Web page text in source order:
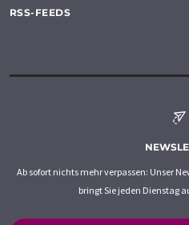
RSS-FEEDS
Ab sofort nichts mehr verpassen: Unser
bringt Sie jeden Dienstag